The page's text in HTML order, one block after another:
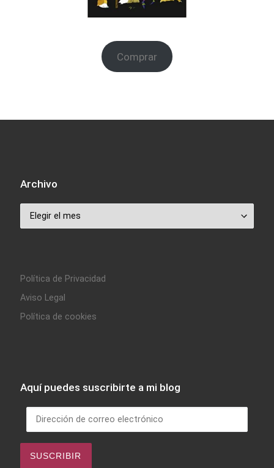
Comprar
Archivo
Archivo
Política de Privacidad
Aviso Legal
Política de cookies
Aquí puedes suscribirte a mi blog
Dirección de correo electrónico
SUSCRIBIR